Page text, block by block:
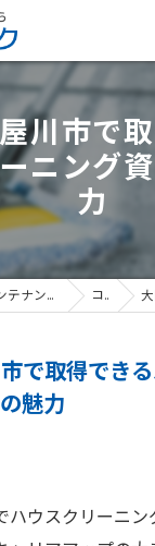
川市で
ニング
力
関西圏のビルメンテナンスなら、寝屋川市のメイクワーク コラム 大阪
で取得でき
魅力
ハウスクリーニ